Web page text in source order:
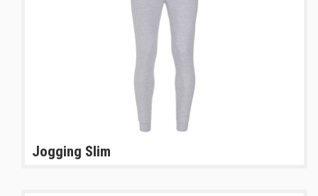
Jogging Slim